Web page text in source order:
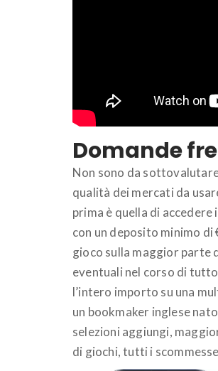
Domande
Non sono da
qualità dei mercati da
prima è quella di
con un deposito minimo
gioco sulla maggior
eventuali nel corso di
l’intero importo su una
un bookmaker inglese
selezioni aggiungi,
di giochi, tutti i